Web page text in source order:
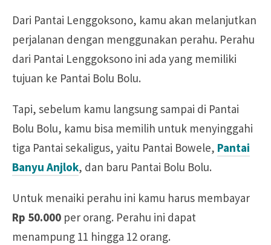
Dari Pantai Lenggoksono, kamu akan melanjutkan
perjalanan dengan menggunakan perahu. Perahu
dari Pantai Lenggoksono ini ada yang memiliki
tujuan ke Pantai Bolu Bolu.
Tapi, sebelum kamu langsung sampai di Pantai
Bolu Bolu, kamu bisa memilih untuk menyinggahi
tiga Pantai sekaligus, yaitu Pantai Bowele, Pantai
Banyu Anjlok, dan baru Pantai Bolu Bolu.
Untuk menaiki perahu ini kamu harus membayar
Rp 50.000 per orang. Perahu ini dapat
menampung 11 hingga 12 orang.